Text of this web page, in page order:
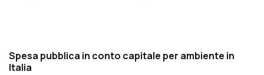
Spesa pubblica in conto capitale per ambiente in
Italia